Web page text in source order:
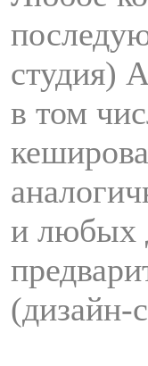
студия)
в том
и любых